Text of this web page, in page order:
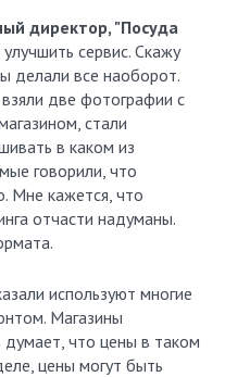
директор, "Посуда
сервис. Скажу
делали все наоборот.
две фотографии с
стали
в каком из
говорили, что
Мне кажется, что
отчасти надуманы.
используют многие
Магазины
что цены в таком
цены могут быть